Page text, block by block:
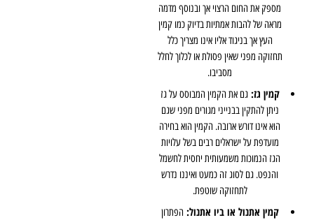
מספק את החום הרצוי אך ובנוסף מדמה
מראה של להבות אמתיות בדיוק כמו קמין
העץ אך בניגוד אליו אינו מצריך כלל
תחזוקה מפני שאין פסולת או לכלוך לחלל
מסביבו.
קמין גז: גם את הקמין המבוסס על גז
ניתן להתקין בבנייני מגורים מפני שגם
הוא אינו דורש ארובה. הקמין הוא בחירה
מועדפת על ישראלים רבים בשל עלויות
הגז הנמוכות משמעותית יחסית לחשמל
והנפט. גם לסוג זה כמעט ואיננו נדרש
לתחזוקה שוטפת.
קמין אתנול או ביו אתנול: הפתרון